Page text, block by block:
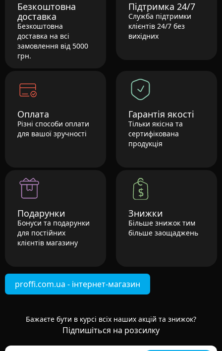
Безкоштовна
доставка
Безкоштовна
доставка на всі
замовлення від 5000
грн.
Підтримка 24/7
Служба підтримки
клієнтів 24/7 без
вихідних
Оплата
Різні способи оплати
для вашої зручності
Гарантія якості
Тільки якісна та
сертифікована
продукція
Подарунки
Бонуси та подарунки
для постійних
клієнтів магазину
Знижки
Більше знижок тим
більше заощаджень
proffi.com.ua - інтернет-магазин
Бажаєте бути в курсі всіх наших акцій та знижок?
Підпишіться на розсилку